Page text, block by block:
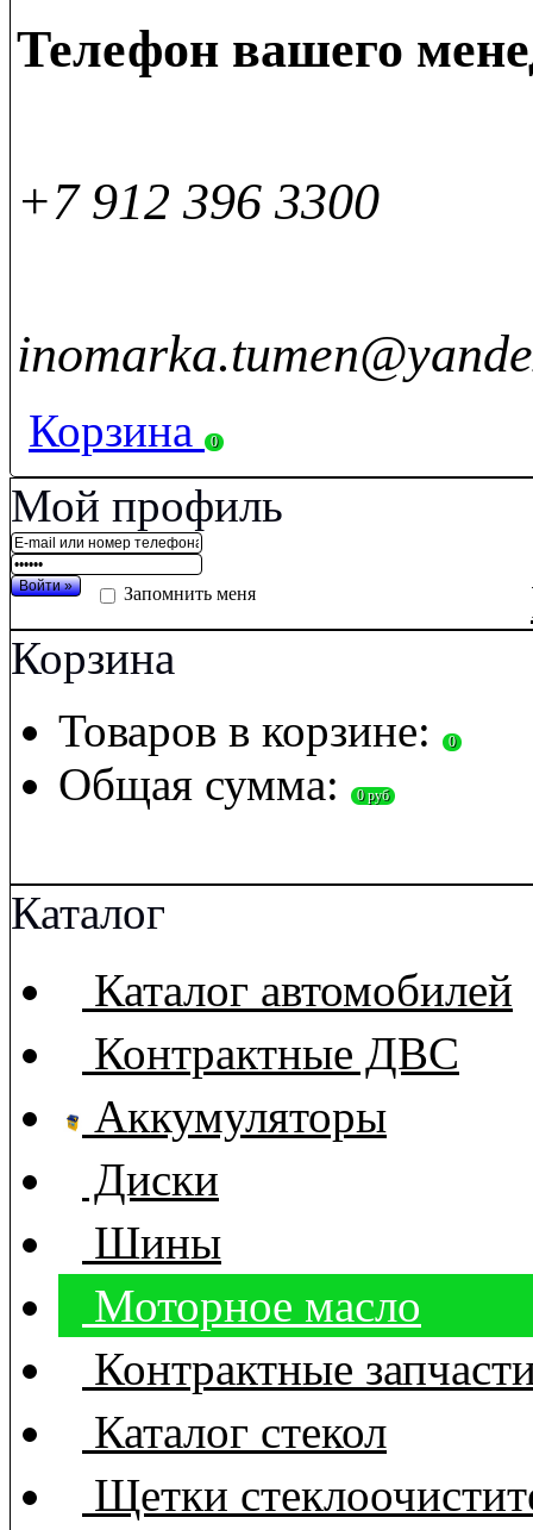
Телефон вашего
+7 912 396 3300
Корзина 0
Мой профиль
Запомнить меня
Корзина
Товаров в корзине:
0
Общая сумма: 0 руб
Каталог
Каталог автомобилей
Контрактные ДВС
Аккумуляторы
Диски
Шины
Моторное масло
Контрактные
Каталог стекол
Щетки